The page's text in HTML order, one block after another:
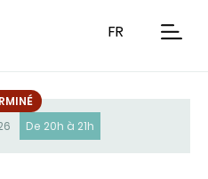
FR
De 20h à 21h
Statut